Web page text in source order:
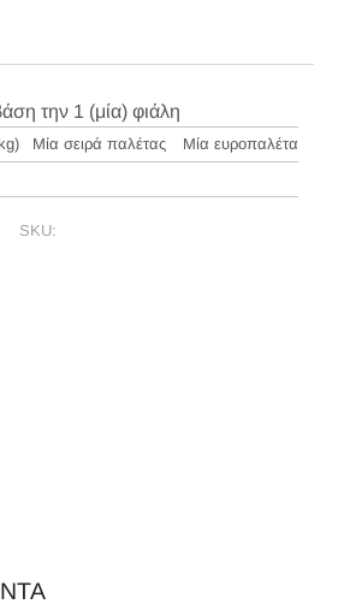
την 1 (μία) φιάλη
Μία σειρά παλέτας
Μία ευροπαλέτα
SKU: